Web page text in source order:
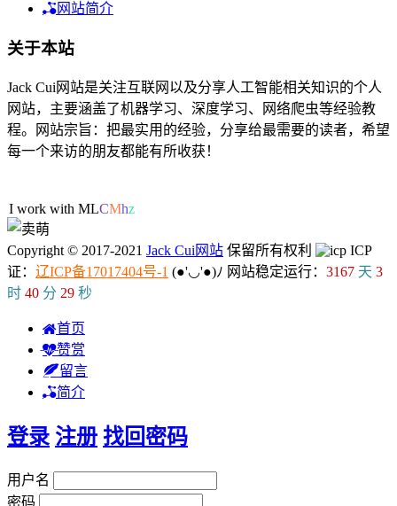
网站简介
关于本站
Jack Cui网站是关注互联网以及分享人工智能相关知识的个人
网站，主要涵盖了机器学习、深度学习、网络爬虫等经验教
程。网站宗旨：把最实用的经验，分享给最需要的读者，希望
每一个来访的朋友都能有所收获！
I work with ML/DL.
Copyright © 2017-2021 Jack Cui网站 保留所有权利
ICP
证： 辽ICP备17017404号-1 (●'◡'●)ﾉ 网站稳定运行： 3167 天 3
时 40 分 30 秒
首页
赞赏
留言
简介
登录 注册 找回密码
用户名
密码